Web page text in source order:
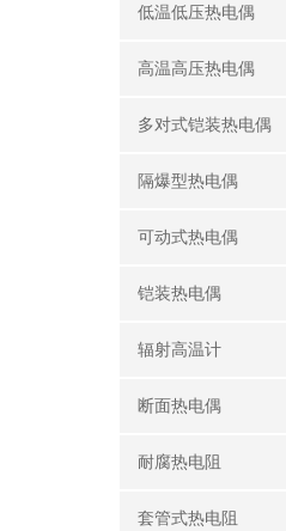
低温低压热电偶
高温高压热电偶
多对式铠装热电偶
隔爆型热电偶
可动式热电偶
铠装热电偶
辐射高温计
断面热电偶
耐腐热电阻
套管式热电阻